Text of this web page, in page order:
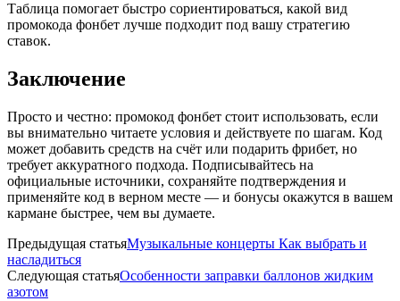
Таблица помогает быстро сориентироваться, какой вид
промокода фонбет лучше подходит под вашу стратегию
ставок.
Заключение
Просто и честно: промокод фонбет стоит использовать, если
вы внимательно читаете условия и действуете по шагам. Код
может добавить средств на счёт или подарить фрибет, но
требует аккуратного подхода. Подписывайтесь на
официальные источники, сохраняйте подтверждения и
применяйте код в верном месте — и бонусы окажутся в вашем
кармане быстрее, чем вы думаете.
Предыдущая статьяМузыкальные концерты Как выбрать и
насладиться
Следующая статьяОсобенности заправки баллонов жидким
азотом